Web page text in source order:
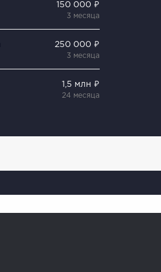
150 000 ₽
3 месяца
250 000 ₽
3 месяца
1,5 млн ₽
24 месяца